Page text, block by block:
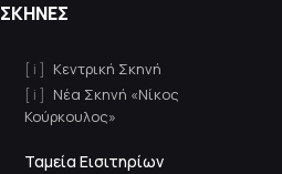
ΣΚΗΝΕΣ
Κεντρική Σκηνή
Νέα Σκηνή «Νίκος
Κούρκουλος»
Ταμεία Εισιτηρίων